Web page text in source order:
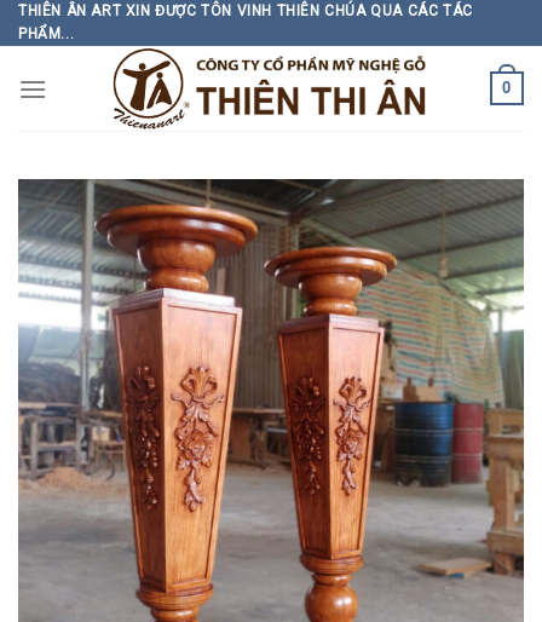
Skip
to
THIÊN ÂN ART XIN ĐƯỢC TÔN VINH THIÊN CHÚA QUA CÁC TÁC
PHẨM...
0